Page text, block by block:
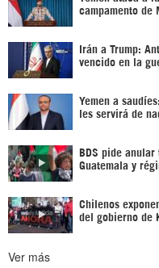
campamento de
Irán a Trump:
vencido en la
Yemen a
les servirá de
BDS pide
Guatemala y
Chilenos
del gobierno de
Ver más